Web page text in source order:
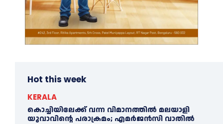
Hot this week
KERALA
കൊച്ചിയിലേക്ക് വന്ന വിമാനത്തില്‍ മലയാളി
യുവാവിന്റെ പരാക്രമം; എമര്‍ജൻസി വാതില്‍